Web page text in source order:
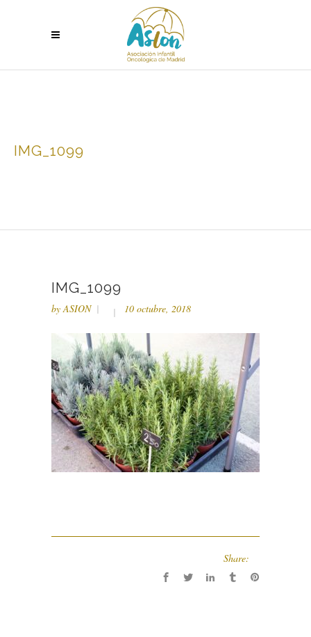
IMG_1099
IMG_1099
byASION 10 octubre, 2018
Share: